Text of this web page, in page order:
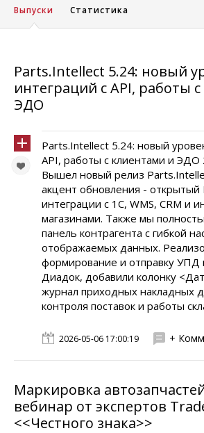
Выпуски Статистика
Parts.Intellect 5.24: новый
интеграций c API, работы
ЭДО
Parts.Intellect 5.24: новый
API, работы с клиентами и
Вышел новый релиз
акцент обновления - открытый
интеграции с 1С, WMS, CRM и
магазинами. Также мы
панель контрагента с гибкой
отображаемых данных.
формирование и отправку УПД
Диадок, добавили колонку
журнал приходных накладных
контроля поставок и работы
2026-05-06 17:00:19 +
Маркировка
вебинар от экспертов
<<Честного знака>>